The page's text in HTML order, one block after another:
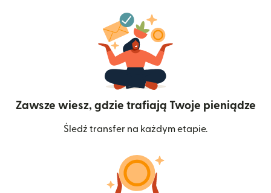
Zawsze wiesz, gdzie trafiają Twoje pieniądze
Śledź transfer na każdym etapie.